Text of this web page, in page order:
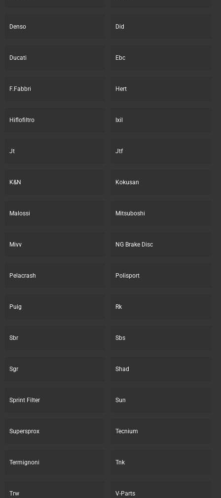
Denso Did
Ducati Ebc
F.Fabbri Hert
Hiflofiltro Ixil
Jt Jtf
K&N Kokusan
Malossi Mitsuboshi
Mivv NG Brake Disc
Pelacrash Polisport
Puig Rk
Sbr Sbs
Sgr Shad
Sprint Filter Sun
Supersprox Tecnium
Termignoni Tnk
Trw V-Parts